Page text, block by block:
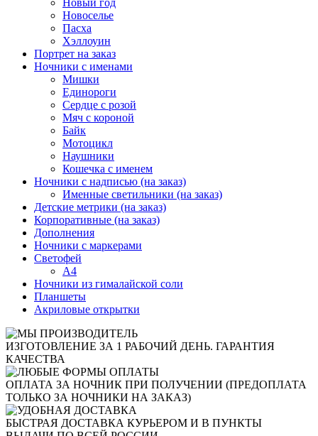
Новый год
Новоселье
Пасха
Хэллоуин
Портрет на заказ
Ночники с именами
Мишки
Единороги
Сердце с розой
Мяч с короной
Байк
Мотоцикл
Наушники
Кошечка с именем
Ночники с надписью (на заказ)
Именные светильники (на заказ)
Детские метрики (на заказ)
Корпоративные (на заказ)
Дополнения
Ночники с маркерами
Светофей
А4
Ночники из гималайской соли
Планшеты
Акриловые открытки
ИЗГОТОВЛЕНИЕ ЗА 1 РАБОЧИЙ ДЕНЬ. ГАРАНТИЯ
КАЧЕСТВА
ОПЛАТА ЗА НОЧНИК ПРИ ПОЛУЧЕНИИ (ПРЕДОПЛАТА
ТОЛЬКО ЗА НОЧНИКИ НА ЗАКАЗ)
БЫСТРАЯ ДОСТАВКА КУРЬЕРОМ И В ПУНКТЫ